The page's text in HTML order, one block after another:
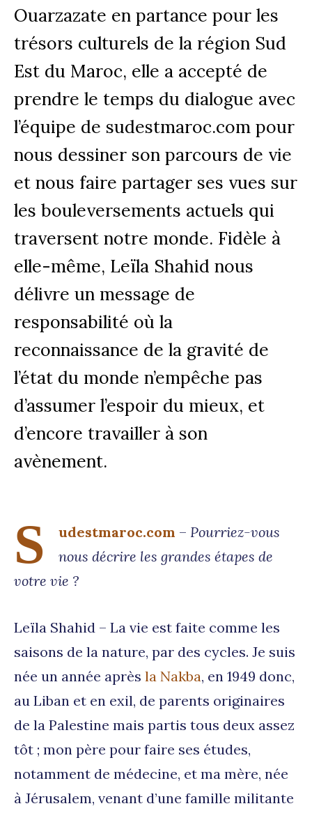
Ouarzazate en partance pour les
trésors culturels de la région Sud
Est du Maroc, elle a accepté de
prendre le temps du dialogue avec
l’équipe de sudestmaroc.com pour
nous dessiner son parcours de vie
et nous faire partager ses vues sur
les bouleversements actuels qui
traversent notre monde. Fidèle à
elle-même, Leïla Shahid nous
délivre un message de
responsabilité où la
reconnaissance de la gravité de
l’état du monde n’empêche pas
d’assumer l’espoir du mieux, et
d’encore travailler à son
avènement.
S udestmaroc.com – Pourriez-vous
nous décrire les grandes étapes de
votre vie ?
Leïla Shahid – La vie est faite comme les
saisons de la nature, par des cycles. Je suis
née un année après la Nakba, en 1949 donc,
au Liban et en exil, de parents originaires
de la Palestine mais partis tous deux assez
tôt ; mon père pour faire ses études,
notamment de médecine, et ma mère, née
à Jérusalem, venant d’une famille militante